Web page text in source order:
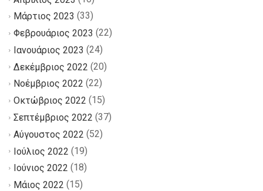
Μάρτιος 2023 (33)
Φεβρουάριος 2023 (22)
Ιανουάριος 2023 (24)
Δεκέμβριος 2022 (20)
Νοέμβριος 2022 (22)
Οκτώβριος 2022 (15)
Σεπτέμβριος 2022 (37)
Αύγουστος 2022 (52)
Ιούλιος 2022 (19)
Ιούνιος 2022 (18)
Μάιος 2022 (15)